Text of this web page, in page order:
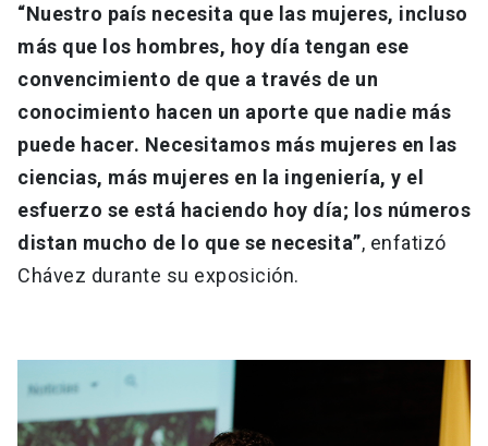
“Nuestro país necesita que las mujeres, incluso
más que los hombres, hoy día tengan ese
convencimiento de que a través de un
conocimiento hacen un aporte que nadie más
puede hacer. Necesitamos más mujeres en las
ciencias, más mujeres en la ingeniería, y el
esfuerzo se está haciendo hoy día; los números
distan mucho de lo que se necesita”, enfatizó
Chávez durante su exposición.